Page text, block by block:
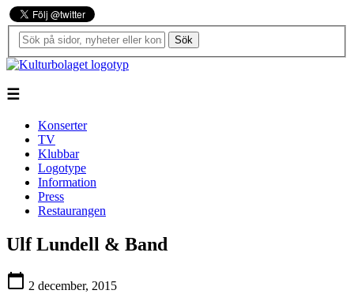
Sök
☰
Konserter
TV
Klubbar
Logotype
Information
Press
Restaurangen
Ulf Lundell & Band
calendar_today 2 december, 2015